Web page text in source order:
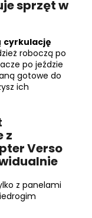
sprzęt w
cyrkulację
roboczą po
po jeździe
gotowe do
ich
z
Verso
z panelami